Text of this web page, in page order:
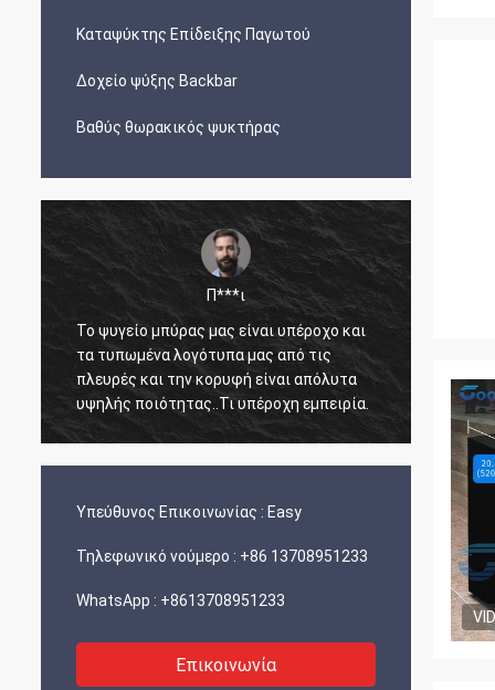
Καταψύκτης Επίδειξης Παγωτού
Δοχείο ψύξης Backbar
Βαθύς θωρακικός ψυκτήρας
Π***ι
Το ψυγείο μπύρας μας είναι υπέροχο και
τα τυπωμένα λογότυπα μας από τις
πλευρές και την κορυφή είναι απόλυτα
υψηλής ποιότητας..Τι υπέροχη εμπειρία.
και
Υπεύθυνος Επικοινωνίας : Easy
Τηλεφωνικό νούμερο : +86 13708951233
WhatsApp : +8613708951233
Επικοινωνία